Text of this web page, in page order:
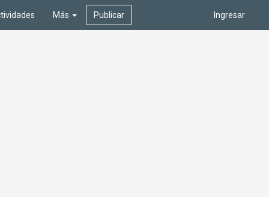
Ingresar
Más Publicar